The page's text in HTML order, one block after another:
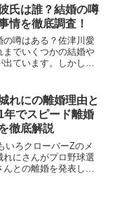
音楽への深い造詣を持
組にも度...
氏は誰？結婚の噂
情を徹底調査！
の噂はある？佐津川愛
までいくつかの結婚や
ています。しかし、
している様子で、プラ
はほ...
れにの離婚理由と
年でスピード離婚
徹底解説
いろクローバーZのメ
れにさんがプロ野球選
との離婚を発表し、